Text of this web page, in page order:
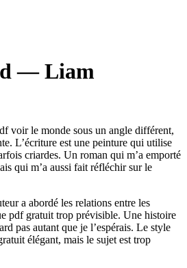
— Liam
voir le monde sous un angle différent,
L’écriture est une peinture qui utilise
criardes. Un roman qui m’a emporté
qui m’a aussi fait réfléchir sur le
a abordé les relations entre les
pdf gratuit trop prévisible. Une histoire
pas autant que je l’espérais. Le style
élégant, mais le sujet est trop